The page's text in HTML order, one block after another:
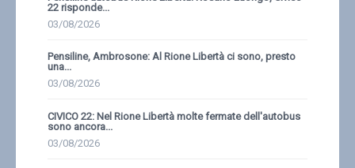
22 risponde...
03/08/2026
Pensiline, Ambrosone: Al Rione Libertà ci sono, presto
una...
03/08/2026
CIVICO 22: Nel Rione Libertà molte fermate dell'autobus
sono ancora...
03/08/2026